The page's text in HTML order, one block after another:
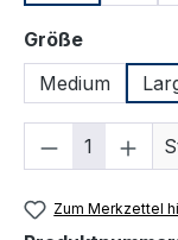
Größeauswählen
Medium
Produkt
Zum Merkzettel